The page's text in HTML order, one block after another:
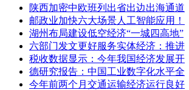
陕西加密中欧班列出省出边出海通道
邮政业加快六大场景人工智能应用！
湖州布局建设低空经济“一城四高地”
六部门发文更好服务实体经济：推进
税收数据显示：今年我国经济发展开
德研究报告：中国工业数字化水平全
今年前两个月交通运输经济运行良好